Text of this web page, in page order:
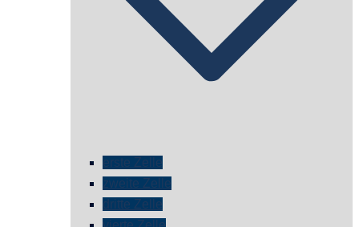
erste Zelle
zweite Zelle
dritte Zelle